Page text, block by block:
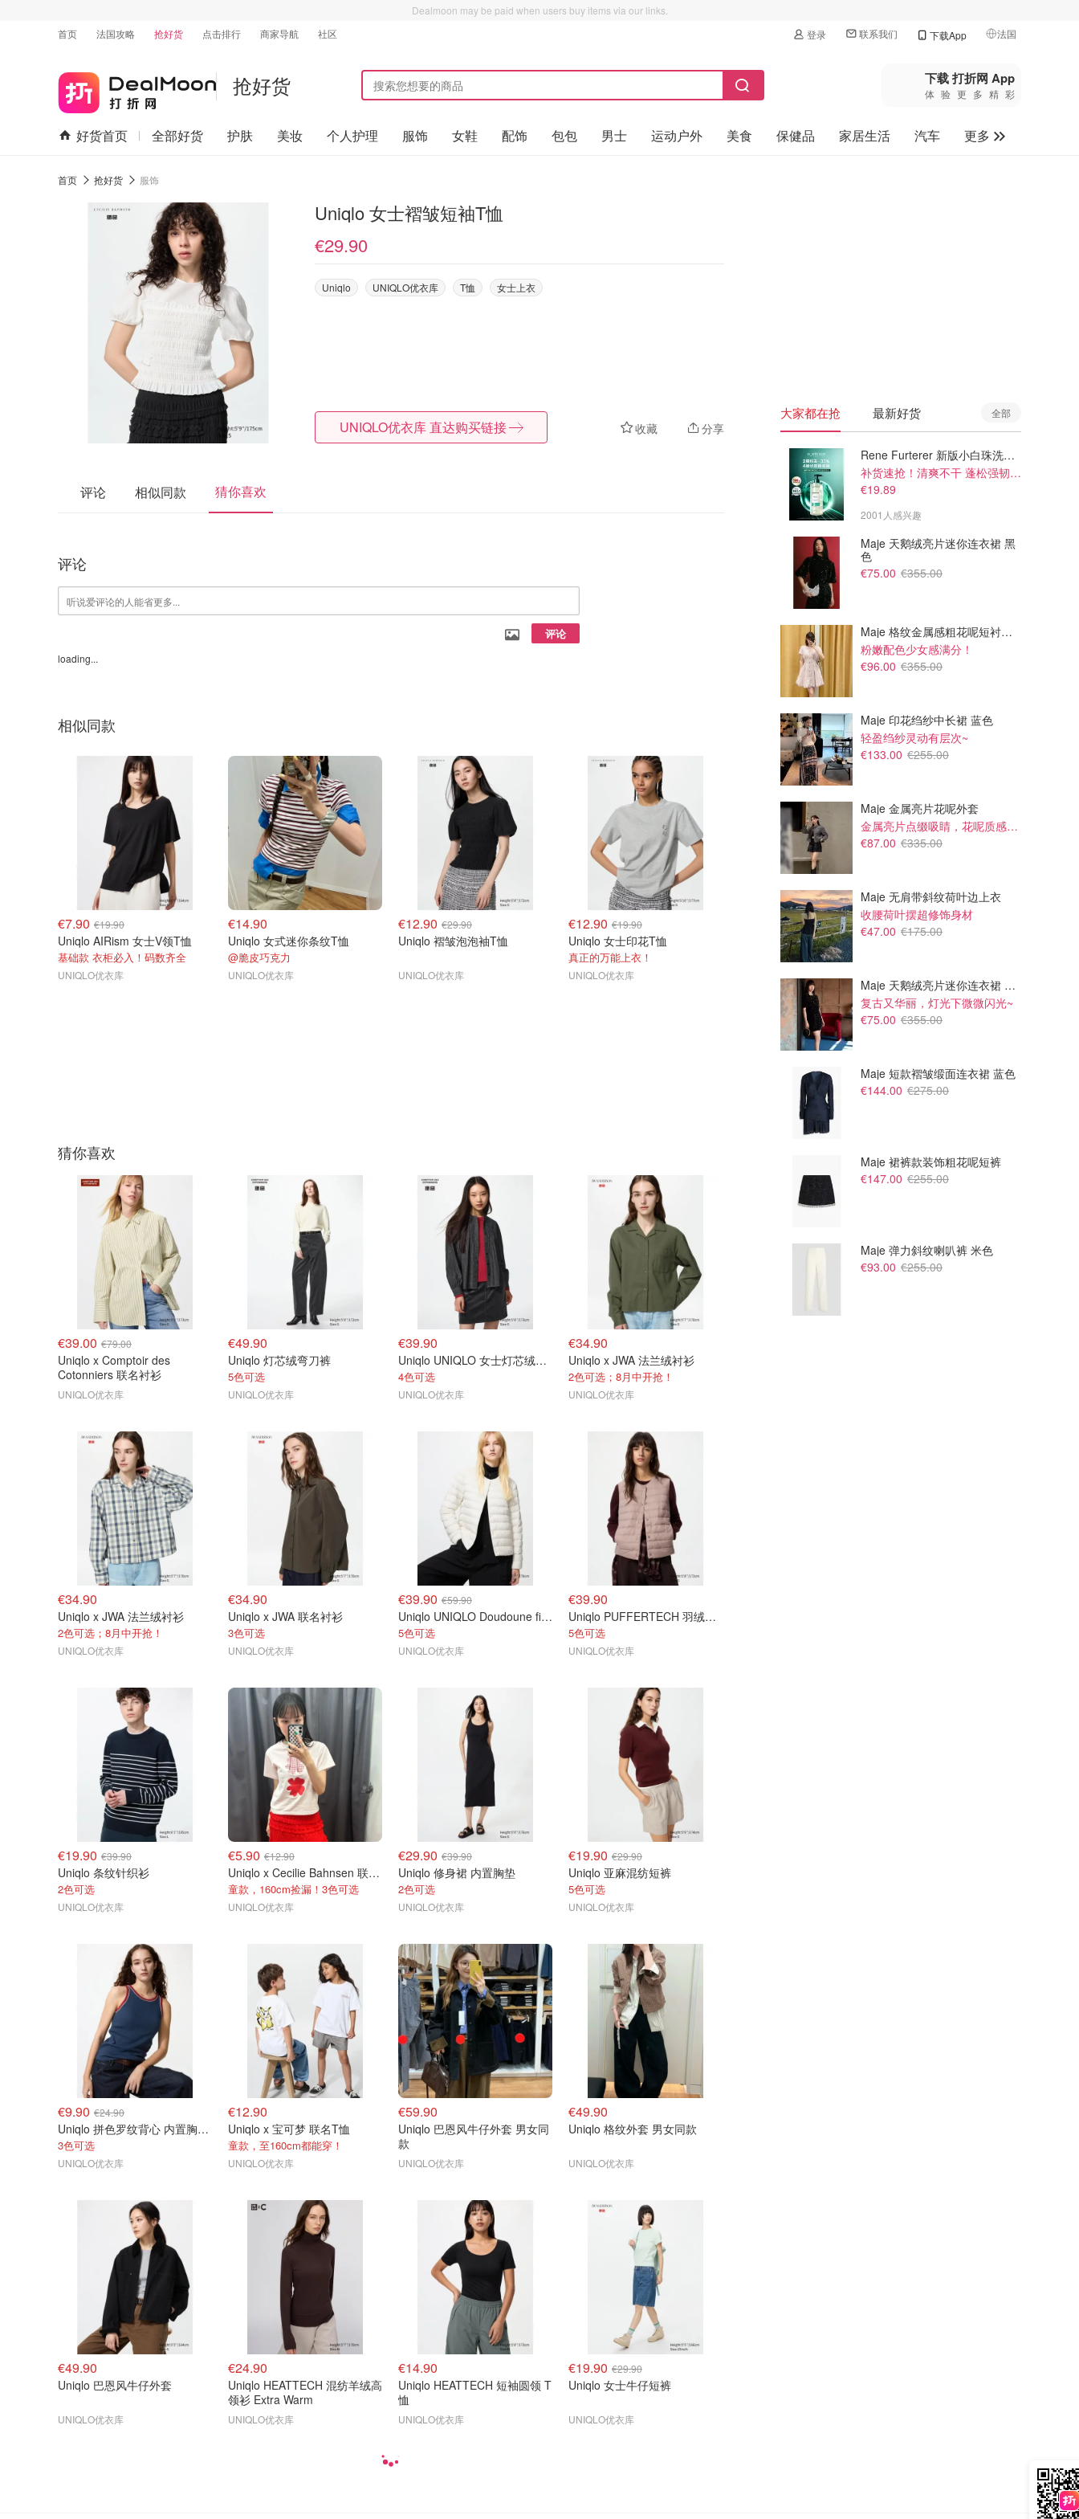
Dealmoon may be paid when users buy items via our links.
首页
法国攻略 抢好货 点击排行 商家导航 社区 登录 联系我们 下载App 法国
🇺🇸美国
🇨🇳中国
🇨🇦加拿大
抢好货 下载 打折网 App
体验更多精彩
好货首页 全部好货 护肤 美妆 个人护理 服饰 女鞋 配饰 包包 男士 运动户外 美食 保健品 家居生活 汽车
更多
首页 抢好货 服饰
Uniqlo 女士褶皱短袖T恤
€29.90
Uniqlo UNIQLO优衣库 T恤 女士上衣
收藏 分享
UNIQLO优衣库 直达购买链接
评论 相似同款 猜你喜欢
评论
评论
loading...
相似同款
€7.90 €19.90
Uniqlo AIRism 女士V领T恤
基础款 衣柜必入！码数齐全
UNIQLO优衣库
€14.90
Uniqlo 女式迷你条纹T恤
@脆皮巧克力
UNIQLO优衣库
€12.90 €29.90
Uniqlo 褶皱泡泡袖T恤
UNIQLO优衣库
€12.90 €19.90
Uniqlo 女士印花T恤
真正的万能上衣！
UNIQLO优衣库
€29.90
Uniqlo 褶皱泡泡袖T恤
€7.90 €19.90
Uniqlo AIRism 女士V领T恤
猜你喜欢
€39.00 €79.00
Uniqlo x Comptoir des
Cotonniers 联名衬衫
UNIQLO优衣库
€49.90
Uniqlo 灯芯绒弯刀裤
5色可选
UNIQLO优衣库
€39.90
Uniqlo UNIQLO 女士灯芯绒短裙
4色可选
UNIQLO优衣库
€34.90
Uniqlo x JWA 法兰绒衬衫
2色可选；8月中开抢！
UNIQLO优衣库
€34.90
Uniqlo x JWA 法兰绒衬衫
2色可选；8月中开抢！
UNIQLO优衣库
€34.90
Uniqlo x JWA 联名衬衫
3色可选
UNIQLO优衣库
€39.90 €59.90
Uniqlo UNIQLO Doudoune fine compacte 女士羽绒服
5色可选
UNIQLO优衣库
€39.90
Uniqlo PUFFERTECH 羽绒背心
5色可选
UNIQLO优衣库
€19.90 €39.90
Uniqlo 条纹针织衫
2色可选
UNIQLO优衣库
€5.90 €12.90
Uniqlo x Cecilie Bahnsen 联名T恤
童款，160cm捡漏！3色可选
UNIQLO优衣库
€29.90 €39.90
Uniqlo 修身裙 内置胸垫
2色可选
UNIQLO优衣库
€19.90 €29.90
Uniqlo 亚麻混纺短裤
5色可选
UNIQLO优衣库
€9.90 €24.90
Uniqlo 拼色罗纹背心 内置胸垫 标准款
3色可选
UNIQLO优衣库
€12.90
Uniqlo x 宝可梦 联名T恤
童款，至160cm都能穿！
UNIQLO优衣库
€59.90
Uniqlo 巴恩风牛仔外套 男女同
款
UNIQLO优衣库
€49.90
Uniqlo 格纹外套 男女同款
UNIQLO优衣库
€49.90
Uniqlo 巴恩风牛仔外套
UNIQLO优衣库
€24.90
Uniqlo HEATTECH 混纺羊绒高
领衫 Extra Warm
UNIQLO优衣库
€14.90
Uniqlo HEATTECH 短袖圆领 T
恤
UNIQLO优衣库
€19.90 €29.90
Uniqlo 女士牛仔短裤
UNIQLO优衣库
大家都在抢 最新好货 全部
Rene Furterer 新版小白珠洗发水 500ml
补货速抢！清爽不干 蓬松强韧秀发
€19.89
2001人感兴趣
Maje 天鹅绒亮片迷你连衣裙 黑
色
€75.00 €355.00
Maje 格纹金属感粗花呢短衬衫裙
粉嫩配色少女感满分！
€96.00 €355.00
Maje 印花绉纱中长裙 蓝色
轻盈绉纱灵动有层次~
€133.00 €255.00
Maje 金属亮片花呢外套
金属亮片点缀吸睛，花呢质感高级又显贵
€87.00 €335.00
Maje 无肩带斜纹荷叶边上衣
收腰荷叶摆超修饰身材
€47.00 €175.00
Maje 天鹅绒亮片迷你连衣裙 黑色
复古又华丽，灯光下微微闪光~
€75.00 €355.00
Maje 短款褶皱缎面连衣裙 蓝色
€144.00 €275.00
Maje 裙裤款装饰粗花呢短裤
€147.00 €255.00
Maje 弹力斜纹喇叭裤 米色
€93.00 €255.00